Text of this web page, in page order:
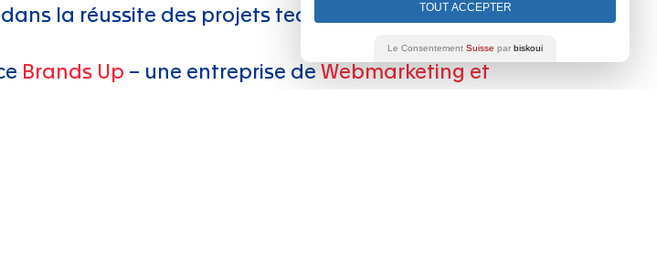
la réussite des projets technologiques.
Brands Up – une entreprise de Webmarketing et
TOUT ACCEPTER
Le Consentement Suisse par biskoui